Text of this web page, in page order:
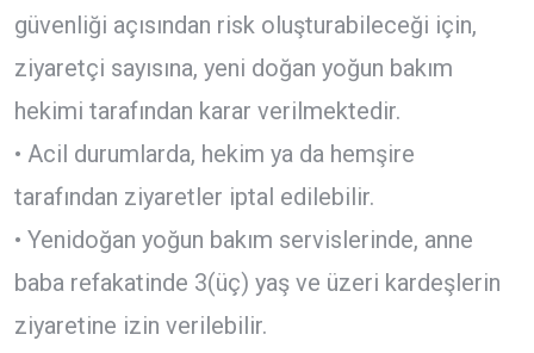
güvenliği açısından risk oluşturabileceği için,
ziyaretçi sayısına, yeni doğan yoğun bakım
hekimi tarafından karar verilmektedir.
• Acil durumlarda, hekim ya da hemşire
tarafından ziyaretler iptal edilebilir.
• Yenidoğan yoğun bakım servislerinde, anne
baba refakatinde 3(üç) yaş ve üzeri kardeşlerin
ziyaretine izin verilebilir.